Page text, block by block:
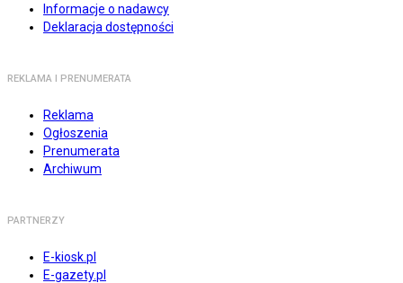
Informacje o nadawcy
Deklaracja dostępności
REKLAMA I PRENUMERATA
Reklama
Ogłoszenia
Prenumerata
Archiwum
PARTNERZY
E-kiosk.pl
E-gazety.pl